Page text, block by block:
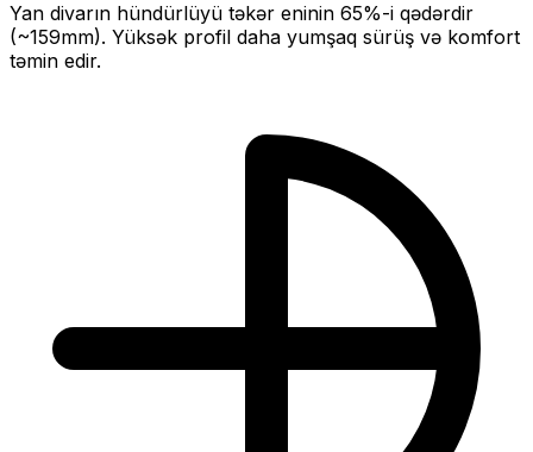
Yan divarın hündürlüyü təkər eninin 65%-i qədərdir
(~159mm). Yüksək profil daha yumşaq sürüş və komfort
təmin edir.